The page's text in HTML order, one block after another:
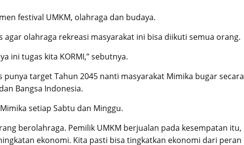
festival UMKM, olahraga dan budaya.
agar olahraga rekreasi masyarakat ini bisa diikuti semua orang.
ini tugas kita KORMI,” sebutnya.
punya target Tahun 2045 nanti masyarakat Mimika bugar secara
Bangsa Indonesia.
setiap Sabtu dan Minggu.
berolahraga. Pemilik UMKM berjualan pada kesempatan itu,
ekonomi. Kita pasti bisa tingkatkan ekonomi dari peran